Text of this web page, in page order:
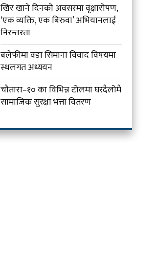
खिर खाने दिनको अवसरमा वृक्षारोपण,
‘एक व्यक्ति, एक बिरुवा’ अभियानलाई
निरन्तरता
बलेफीमा वडा सिमाना विवाद विषयमा
स्थलगत अध्ययन
चौतारा–१० का विभिन्न टोलमा घरदैलोमै
सामाजिक सुरक्षा भत्ता वितरण